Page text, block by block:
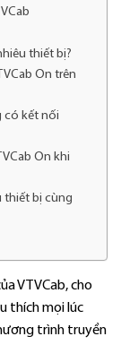
thiết bị?
On trên
có kết nối
On khi
thiết bị cùng
VTVCab, cho
thích mọi lúc
trình truyền